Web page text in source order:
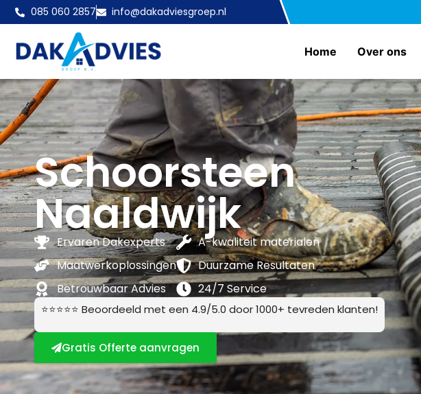
085 060 2857 info@dakadviesgroep.nl
Home Over ons
Schoorsteen
Naaldwijk
Ervaren Dakexperts
Maatwerkoplossingen
Betrouwbaar Advies
A-kwaliteit materialen
Duurzame Resultaten
24/7 Service
⭐⭐⭐⭐⭐ Beoordeeld met een 4.9/5.0 door 1000+ tevreden klanten!
Gratis Offerte aanvragen